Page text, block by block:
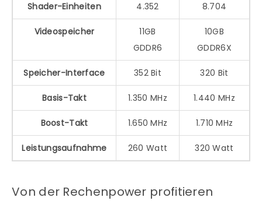
Shader-Einheiten 4.352 8.704
Videospeicher
11GB
GDDR6
10GB
GDDR6X
Speicher-Interface 352 Bit 320 Bit
Basis-Takt 1.350 MHz 1.440 MHz
Boost-Takt 1.650 MHz 1.710 MHz
Leistungsaufnahme 260 Watt 320 Watt
Von der Rechenpower profitieren